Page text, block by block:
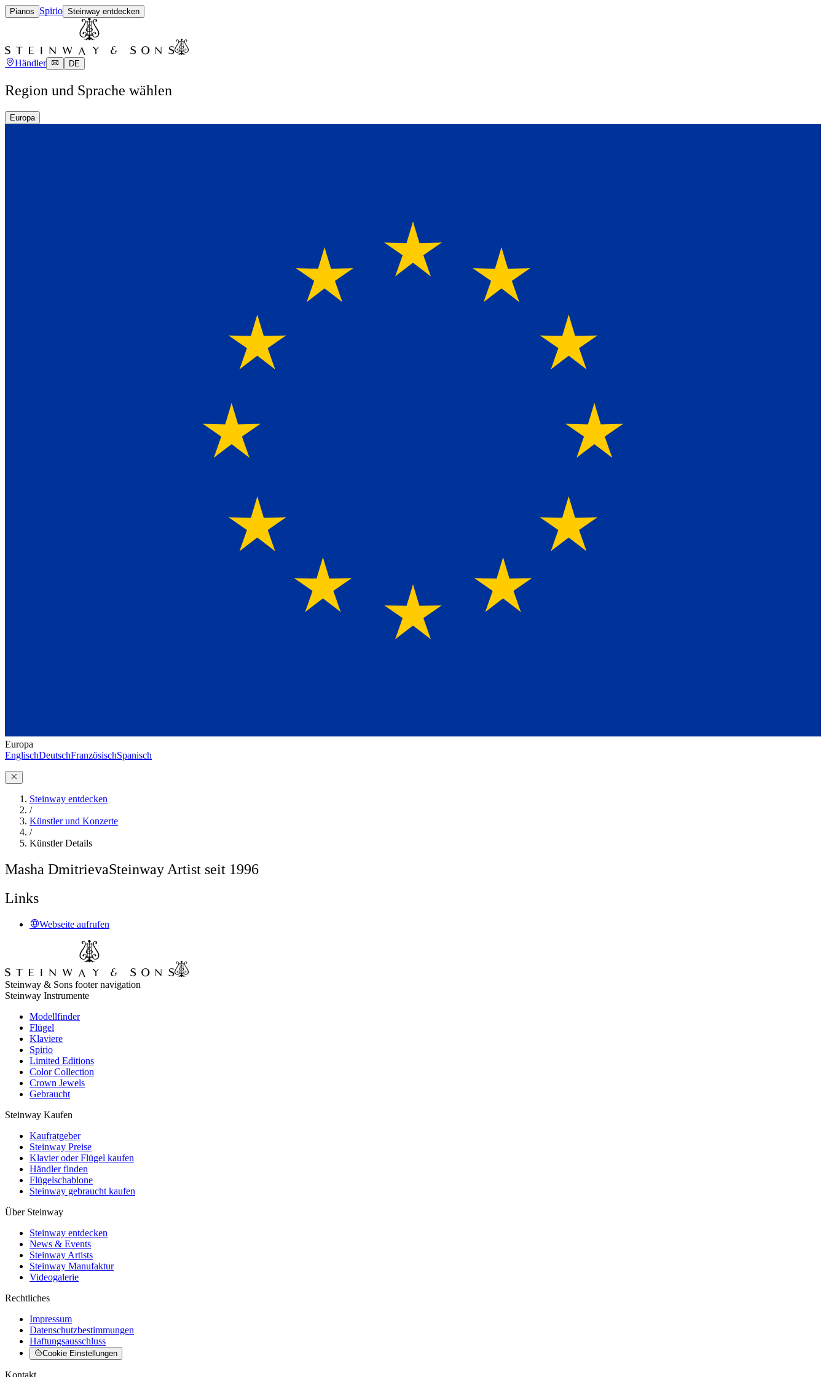
Pianos Spirio Steinway entdecken
Händler DE
Region und Sprache wählen
Europa
Europa
EnglischDeutschFranzösischSpanisch
Steinway entdecken
/
Künstler und Konzerte
/
Künstler Details
Masha DmitrievaSteinway Artist seit 1996
Links
Webseite aufrufen
Steinway & Sons footer navigation
Steinway Instrumente
Modellfinder
Flügel
Klaviere
Spirio
Limited Editions
Color Collection
Crown Jewels
Gebraucht
Steinway Kaufen
Kaufratgeber
Steinway Preise
Klavier oder Flügel kaufen
Händler finden
Flügelschablone
Steinway gebraucht kaufen
Über Steinway
Steinway entdecken
News & Events
Steinway Artists
Steinway Manufaktur
Videogalerie
Rechtliches
Impressum
Datenschutzbestimmungen
Haftungsausschluss
Cookie Einstellungen
Kontakt